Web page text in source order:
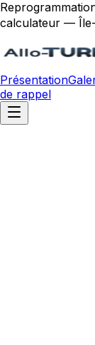
calculateur —
Présentation
de rappel